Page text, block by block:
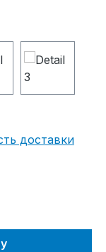
доставки